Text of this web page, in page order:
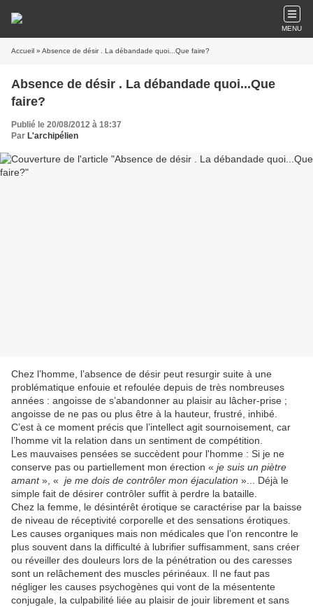
MENU
Accueil » Absence de désir . La débandade quoi...Que faire?
Absence de désir . La débandade quoi...Que
faire?
Publié le 20/08/2012 à 18:37
Par L'archipélien
Chez l’homme, l’absence de désir peut resurgir suite à une
problématique enfouie et refoulée depuis de très nombreuses
années : angoisse de s’abandonner au plaisir au lâcher-prise ;
angoisse de ne pas ou plus être à la hauteur, frustré, inhibé.
C’est à ce moment précis que l’intellect agit sournoisement, car
l’homme vit la relation dans un sentiment de compétition.
Les mauvaises pensées se succèdent pour l'homme : Si je ne
conserve pas ou partiellement mon érection « je suis un piètre
amant», « je me dois de contrôler mon éjaculation »... Déjà le
simple fait de désirer contrôler suffit à perdre la bataille.
Chez la femme, le désintérêt érotique se caractérise par la baisse
de niveau de réceptivité corporelle et des sensations érotiques.
Les causes organiques mais non médicales que l’on rencontre le
plus souvent dans la difficulté à lubrifier suffisamment, sans créer
ou réveiller des douleurs lors de la pénétration ou des caresses
sont un relâchement des muscles périnéaux . Il ne faut pas
négliger les causes psychogènes qui vont de la mésentente
conjugale, la culpabilité liée au plaisir de jouir librement et sans